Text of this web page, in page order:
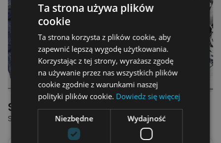
Spersonalizowana Koszulka
SUPER TATA - CZARNA KOSZULKA
Ta strona używa plików
cookie
Ta strona korzysta z plików cookie, aby
zapewnić lepszą wygodę użytkowania.
Korzystając z tej strony, wyrażasz zgodę
na używanie przez nas wszystkich plików
cookie zgodnie z warunkami naszej
polityki plików cookie. Dowiedz się więcej
Niezbędne Wydajność